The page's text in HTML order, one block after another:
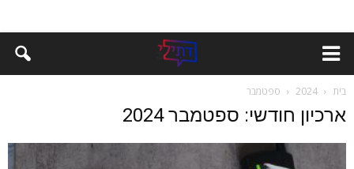
בית 2024 ספטמבר
ארכיון חודשי: ספטמבר 2024